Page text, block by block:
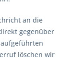
an die
gegenüber
löschen wir